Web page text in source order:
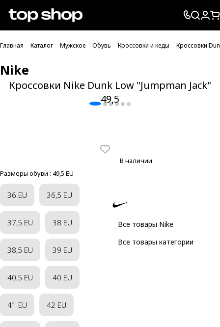
Проверка хлебных крошек
Главная Каталог Мужское Обувь Кроссовки и кеды Кроссовки
Nike
Кроссовки Nike Dunk Low "Jumpman Jack"
49,5
Размеры обуви : 49,5 EU
36 EU 36,5 EU
37,5 EU 38 EU
38,5 EU 39 EU
40,5 EU 40 EU
41 EU 42 EU
В наличии
Все товары Nike
Все товары категории